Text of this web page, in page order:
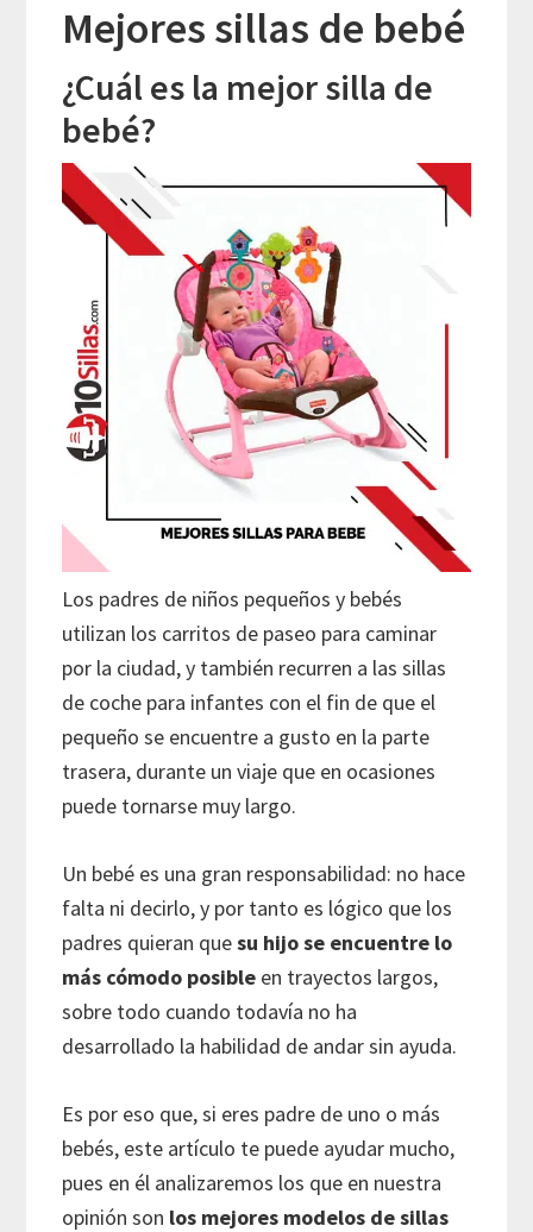
Mejores sillas de bebé
¿Cuál es la mejor silla de
bebé?
Los padres de niños pequeños y bebés
utilizan los carritos de paseo para caminar
por la ciudad, y también recurren a las sillas
de coche para infantes con el fin de que el
pequeño se encuentre a gusto en la parte
trasera, durante un viaje que en ocasiones
puede tornarse muy largo.
Un bebé es una gran responsabilidad: no hace
falta ni decirlo, y por tanto es lógico que los
padres quieran quesu hijo se encuentre lo
más cómodo posible en trayectos largos,
sobre todo cuando todavía no ha
desarrollado la habilidad de andar sin ayuda.
Es por eso que, si eres padre de uno o más
bebés, este artículo te puede ayudar mucho,
pues en él analizaremos los que en nuestra
opinión son los mejores modelos de sillas